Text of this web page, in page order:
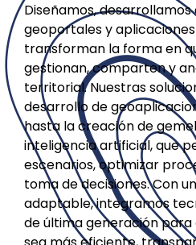
Diseñamos,
geoportales y
transforman la forma en
gestionan, comparten y
territorial. Nuestras
desarrollo de
hasta la creación de
inteligencia artificial, que
escenarios, optimizar
toma de decisiones. Con
adaptable, integramos
de última generación